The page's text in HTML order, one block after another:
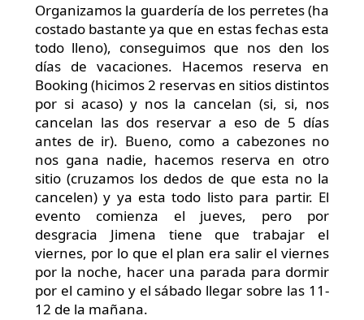
Organizamos la guardería de los perretes (ha
costado bastante ya que en estas fechas esta
todo lleno), conseguimos que nos den los
días de vacaciones. Hacemos reserva en
Booking (hicimos 2 reservas en sitios distintos
por si acaso) y nos la cancelan (si, si, nos
cancelan las dos reservar a eso de 5 días
antes de ir). Bueno, como a cabezones no
nos gana nadie, hacemos reserva en otro
sitio (cruzamos los dedos de que esta no la
cancelen) y ya esta todo listo para partir. El
evento comienza el jueves, pero por
desgracia Jimena tiene que trabajar el
viernes, por lo que el plan era salir el viernes
por la noche, hacer una parada para dormir
por el camino y el sábado llegar sobre las 11-
12 de la mañana.